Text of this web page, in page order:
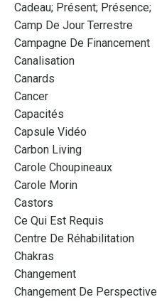
Cadeau; Présent; Présence;
Camp De Jour Terrestre
Campagne De Financement
Canalisation
Canards
Cancer
Capacités
Capsule Vidéo
Carbon Living
Carole Choupineaux
Carole Morin
Castors
Ce Qui Est Requis
Centre De Réhabilitation
Chakras
Changement
Changement De Perspective